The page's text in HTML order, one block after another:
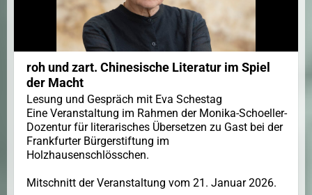
roh und zart. Chinesische Literatur im Spiel
der Macht
Lesung und Gespräch mit Eva Schestag
Eine Veranstaltung im Rahmen der Monika-Schoeller-
Dozentur für literarisches Übersetzen zu Gast bei der
Frankfurter Bürgerstiftung im
Holzhausenschlösschen.
Mitschnitt der Veranstaltung vom 21. Januar 2026.